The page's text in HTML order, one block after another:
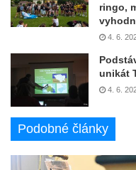
ringo,
4. 6.
unikát
4. 6.
Podobné články